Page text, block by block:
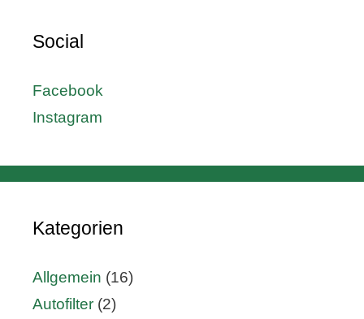
Social
Facebook
Instagram
Kategorien
Allgemein (16)
Autofilter (2)